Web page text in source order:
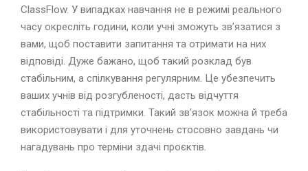
ClassFlow. У випадках навчання не в режимі реального
часу окресліть години, коли учні зможуть зв’язатися з
вами, щоб поставити запитання та отримати на них
відповіді. Дуже бажано, щоб такий розклад був
стабільним, а спілкування регулярним. Це убезпечить
ваших учнів від розгубленості, дасть відчуття
стабільності та підтримки. Такий зв’язок можна й треба
використовувати і для уточнень стосовно завдань чи
нагадувань про терміни здачі проєктів.